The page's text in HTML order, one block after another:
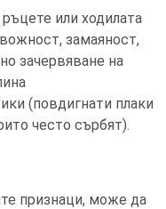
или ходилата
замаяност,
зачервяване на
(повдигнати плаки
често сърбят).
признаци, може да